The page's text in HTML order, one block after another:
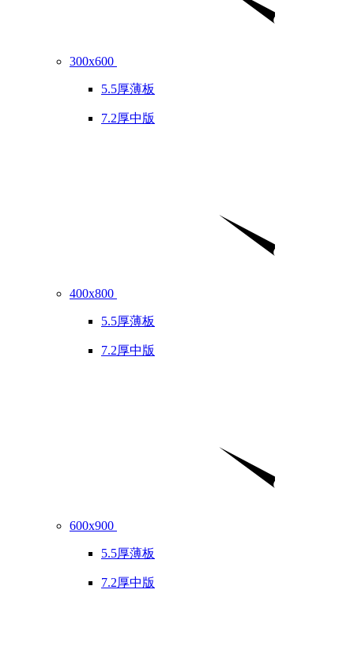
300x600
5.5厚薄板
7.2厚中版
400x800
5.5厚薄板
7.2厚中版
600x900
5.5厚薄板
7.2厚中版